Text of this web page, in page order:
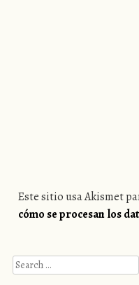
Este sitio usa Akismet
cómo se procesan los
Search